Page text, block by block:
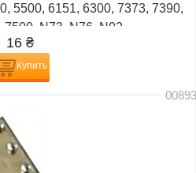
5500, 6151, 6300, 7373, 7390,
7500, N73, N76, N92
16 ₴
Купить